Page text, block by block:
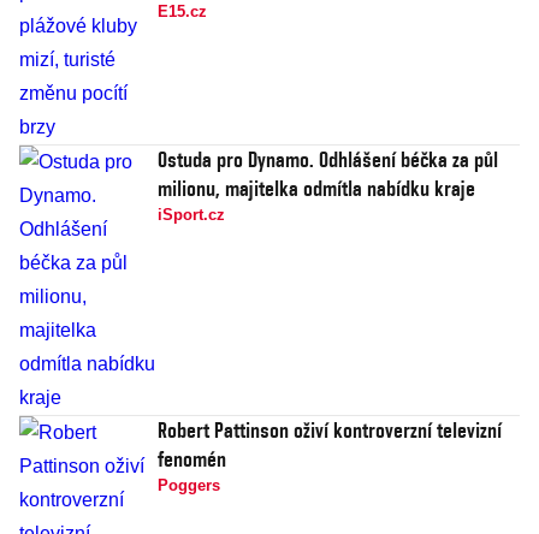
E15.cz
Ostuda pro Dynamo. Odhlášení béčka za půl
milionu, majitelka odmítla nabídku kraje
iSport.cz
Robert Pattinson oživí kontroverzní televizní
fenomén
Poggers